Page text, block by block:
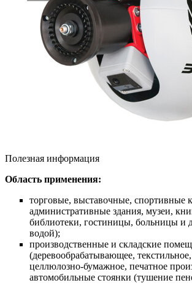
Полезная информация
Область применения:
торговые, выставочные, спортивные
административные здания, музеи,
библиотеки, гостиницы, больницы и
водой);
производственные и складские
(деревообрабатывающее,
целлюлозно-бумажное, печатное
автомобильные стоянки (тушение